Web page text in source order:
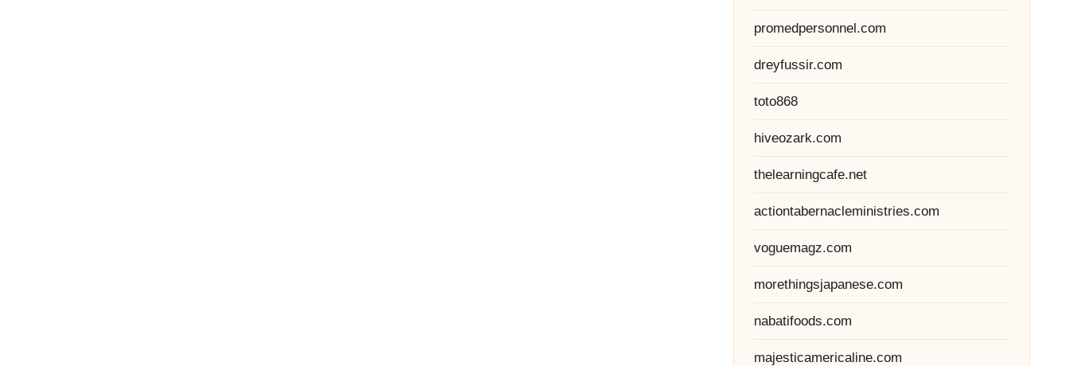
promedpersonnel.com
dreyfussir.com
toto868
hiveozark.com
thelearningcafe.net
actiontabernacleministries.com
voguemagz.com
morethingsjapanese.com
nabatifoods.com
majesticamericaline.com